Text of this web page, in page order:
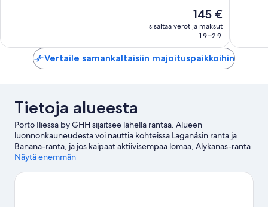
Hinta
on
145 €
145 €
sisältää verot ja maksut
1.9.–2.9.
Vertaile samankaltaisiin majoituspaikkoihin
Tietoja alueesta
Porto Iliessa by GHH sijaitsee lähellä rantaa. Alueen
luonnonkauneudesta voi nauttia kohteissa Laganásin ranta ja
Banana-ranta, ja jos kaipaat aktiivisempaa lomaa, Alykanas-ranta
on hyvä kohde. Zakynthoksen kansallinen meripuisto ja FZ Go
kohteeseen Zakynthos
Näytä enemmän